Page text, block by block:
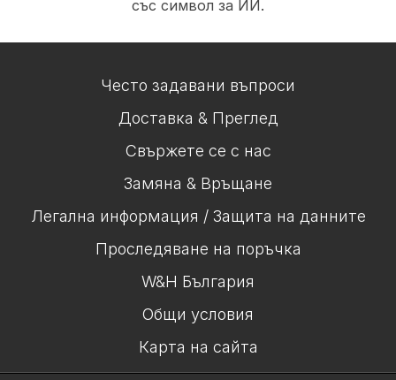
със символ за ИИ.
Често задавани въпроси
Доставка & Преглед
Свържете се с нас
Замяна & Връщане
Легална информация / Защита на данните
Проследяване на поръчка
W&H България
Общи условия
Карта на сайта